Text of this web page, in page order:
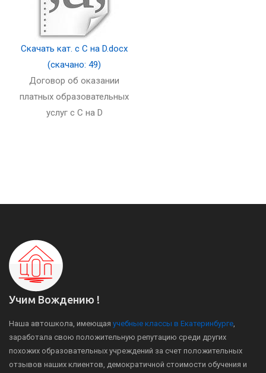
Скачать кат. с С на D.docx
(скачано: 49)
Договор об оказании
платных образовательных
услуг с C на D
Учим Вождению !
Наша автошкола, имеющая учебные классы в Екатеринбурге,
заработала свою положительную репутацию среди других
похожих образовательных учреждений за счет положительных
отзывов наших клиентов, демократичной стоимости обучения и